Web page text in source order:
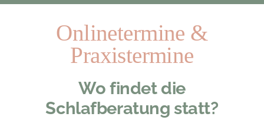
Onlinetermine &
Praxistermine
Wo findet die
Schlafberatung statt?